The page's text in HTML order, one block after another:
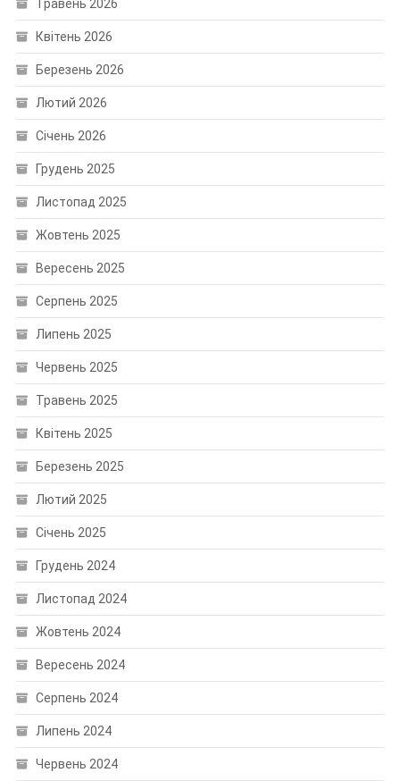
Травень 2026
Квітень 2026
Березень 2026
Лютий 2026
Січень 2026
Грудень 2025
Листопад 2025
Жовтень 2025
Вересень 2025
Серпень 2025
Липень 2025
Червень 2025
Травень 2025
Квітень 2025
Березень 2025
Лютий 2025
Січень 2025
Грудень 2024
Листопад 2024
Жовтень 2024
Вересень 2024
Серпень 2024
Липень 2024
Червень 2024